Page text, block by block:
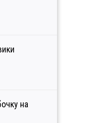
на